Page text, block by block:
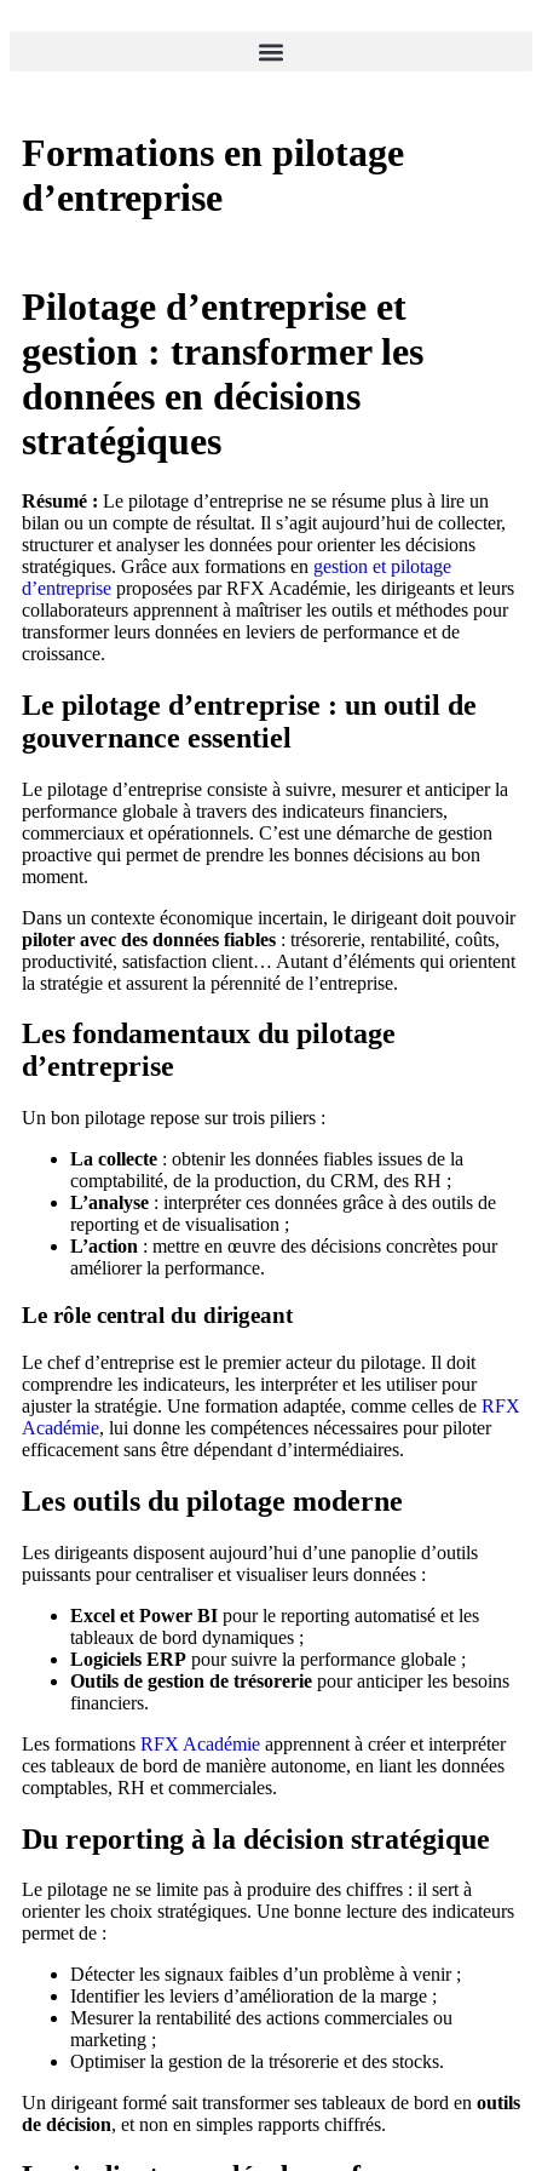
Formations en pilotage
d’entreprise
Pilotage d’entreprise et
gestion : transformer les
données en décisions
stratégiques
Résumé : Le pilotage d’entreprise ne se résume plus à lire un
bilan ou un compte de résultat. Il s’agit aujourd’hui de collecter,
structurer et analyser les données pour orienter les décisions
stratégiques. Grâce aux formations en gestion et pilotage
d’entreprise proposées par RFX Académie, les dirigeants et leurs
collaborateurs apprennent à maîtriser les outils et méthodes pour
transformer leurs données en leviers de performance et de
croissance.
Le pilotage d’entreprise : un outil de
gouvernance essentiel
Le pilotage d’entreprise consiste à suivre, mesurer et anticiper la
performance globale à travers des indicateurs financiers,
commerciaux et opérationnels. C’est une démarche de gestion
proactive qui permet de prendre les bonnes décisions au bon
moment.
Dans un contexte économique incertain, le dirigeant doit pouvoir
piloter avec des données fiables : trésorerie, rentabilité, coûts,
productivité, satisfaction client… Autant d’éléments qui orientent
la stratégie et assurent la pérennité de l’entreprise.
Les fondamentaux du pilotage
d’entreprise
Un bon pilotage repose sur trois piliers :
La collecte : obtenir les données fiables issues de la
comptabilité, de la production, du CRM, des RH ;
L’analyse : interpréter ces données grâce à des outils de
reporting et de visualisation ;
L’action : mettre en œuvre des décisions concrètes pour
améliorer la performance.
Le rôle central du dirigeant
Le chef d’entreprise est le premier acteur du pilotage. Il doit
comprendre les indicateurs, les interpréter et les utiliser pour
ajuster la stratégie. Une formation adaptée, comme celles de RFX
Académie, lui donne les compétences nécessaires pour piloter
efficacement sans être dépendant d’intermédiaires.
Les outils du pilotage moderne
Les dirigeants disposent aujourd’hui d’une panoplie d’outils
puissants pour centraliser et visualiser leurs données :
Excel et Power BI pour le reporting automatisé et les
tableaux de bord dynamiques ;
Logiciels ERP pour suivre la performance globale ;
Outils de gestion de trésorerie pour anticiper les besoins
financiers.
Les formations RFX Académie apprennent à créer et interpréter
ces tableaux de bord de manière autonome, en liant les données
comptables, RH et commerciales.
Du reporting à la décision stratégique
Le pilotage ne se limite pas à produire des chiffres : il sert à
orienter les choix stratégiques. Une bonne lecture des indicateurs
permet de :
Détecter les signaux faibles d’un problème à venir ;
Identifier les leviers d’amélioration de la marge ;
Mesurer la rentabilité des actions commerciales ou
marketing ;
Optimiser la gestion de la trésorerie et des stocks.
Un dirigeant formé sait transformer ses tableaux de bord en outils
de décision, et non en simples rapports chiffrés.